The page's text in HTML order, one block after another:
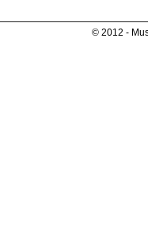
© 2012 -